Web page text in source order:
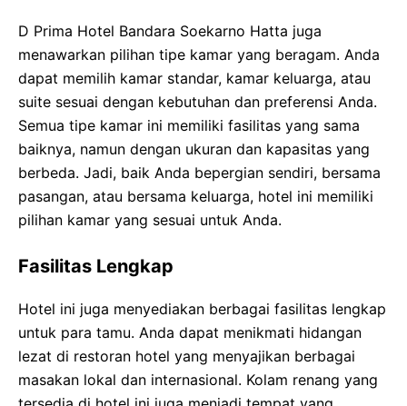
D Prima Hotel Bandara Soekarno Hatta juga
menawarkan pilihan tipe kamar yang beragam. Anda
dapat memilih kamar standar, kamar keluarga, atau
suite sesuai dengan kebutuhan dan preferensi Anda.
Semua tipe kamar ini memiliki fasilitas yang sama
baiknya, namun dengan ukuran dan kapasitas yang
berbeda. Jadi, baik Anda bepergian sendiri, bersama
pasangan, atau bersama keluarga, hotel ini memiliki
pilihan kamar yang sesuai untuk Anda.
Fasilitas Lengkap
Hotel ini juga menyediakan berbagai fasilitas lengkap
untuk para tamu. Anda dapat menikmati hidangan
lezat di restoran hotel yang menyajikan berbagai
masakan lokal dan internasional. Kolam renang yang